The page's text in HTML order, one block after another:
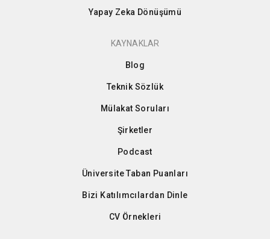
Yapay Zeka Dönüşümü
KAYNAKLAR
Blog
Teknik Sözlük
Mülakat Soruları
Şirketler
Podcast
Üniversite Taban Puanları
Bizi Katılımcılardan Dinle
CV Örnekleri